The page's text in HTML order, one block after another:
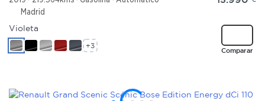
Madrid
Comparar
Violeta
+3